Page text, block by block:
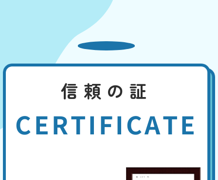
信頼の証
CERTIFICATE